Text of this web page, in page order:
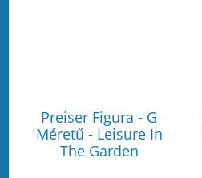
Preiser Figura - G
Méretű - Leisure In
The Garden